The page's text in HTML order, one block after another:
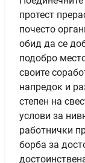
протест
почесто
обид да се
подобро
своите
напредок и
степен на
услови за
работнички
борба за